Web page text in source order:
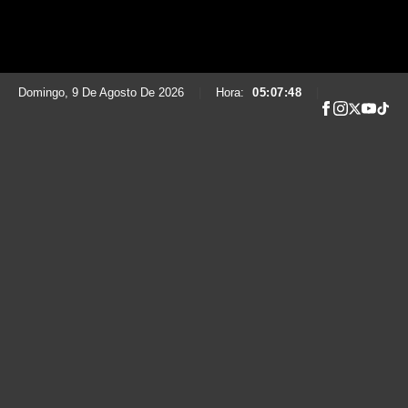
Domingo, 9 De Agosto De 2026 Hora: 05:07:49